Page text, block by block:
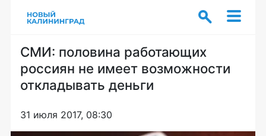
СМИ: половина работающих
россиян не имеет возможности
откладывать деньги
31 июля 2017, 08:30